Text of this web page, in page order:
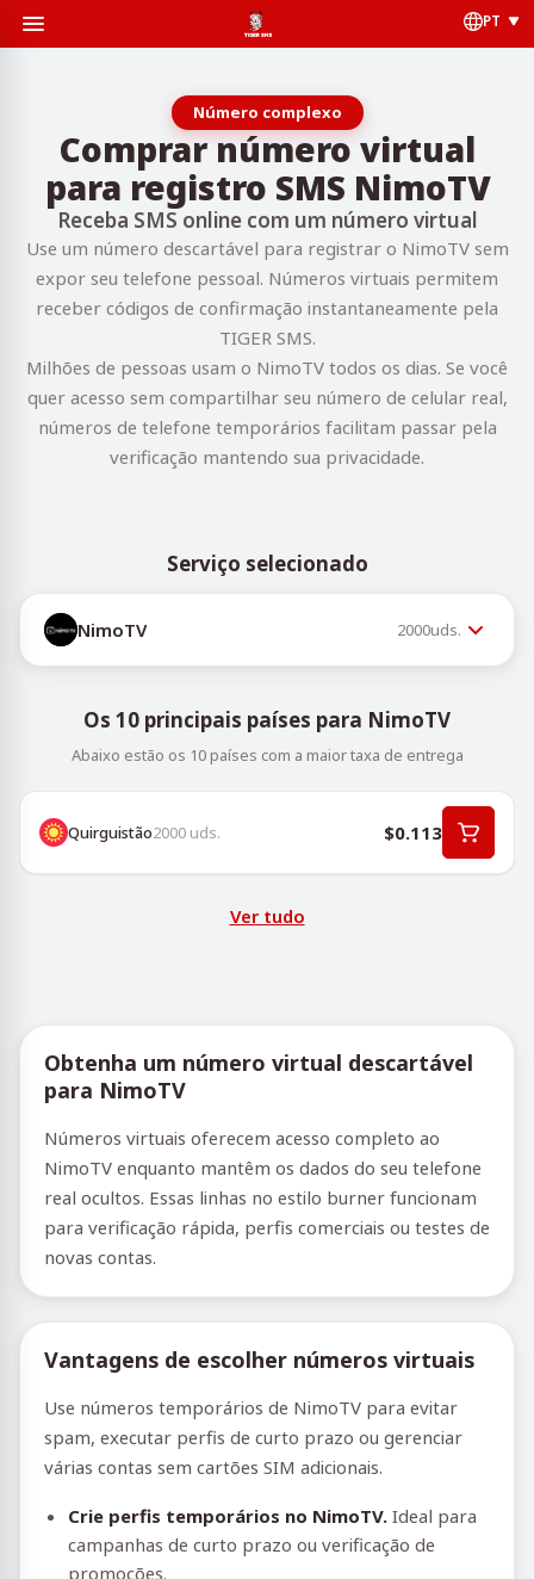
PT
Número complexo
Comprar número virtual
para registro SMS NimoTV
Receba SMS online com um número virtual
Use um número descartável para registrar o NimoTV sem
expor seu telefone pessoal. Números virtuais permitem
receber códigos de confirmação instantaneamente pela
TIGER SMS.
Milhões de pessoas usam o NimoTV todos os dias. Se você
quer acesso sem compartilhar seu número de celular real,
números de telefone temporários facilitam passar pela
verificação mantendo sua privacidade.
Serviço selecionado
NimoTV 2000uds.
Os 10 principais países para NimoTV
Abaixo estão os 10 países com a maior taxa de entrega
Quirguistão2000 uds. $0.113
Ver tudo
Obtenha um número virtual descartável
para NimoTV
Números virtuais oferecem acesso completo ao
NimoTV enquanto mantêm os dados do seu telefone
real ocultos. Essas linhas no estilo burner funcionam
para verificação rápida, perfis comerciais ou testes de
novas contas.
Vantagens de escolher números virtuais
Use números temporários de NimoTV para evitar
spam, executar perfis de curto prazo ou gerenciar
várias contas sem cartões SIM adicionais.
Crie perfis temporários no NimoTV. Ideal para
campanhas de curto prazo ou verificação de
promoções.